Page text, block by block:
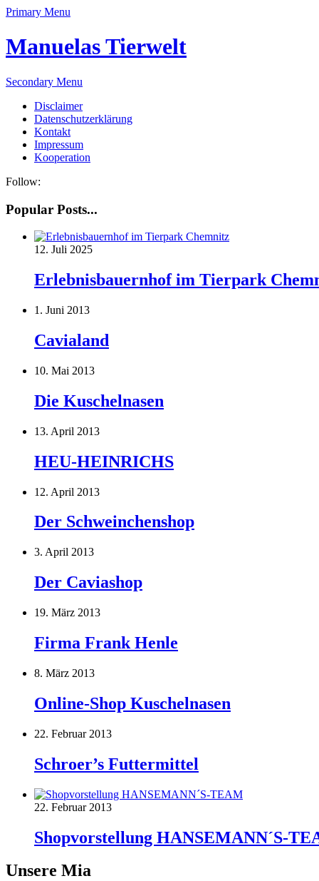
Primary Menu
Manuelas Tierwelt
Secondary Menu
Disclaimer
Datenschutzerklärung
Kontakt
Impressum
Kooperation
Follow:
Popular Posts...
12. Juli 2025
Erlebnisbauernhof im Tierpark
1. Juni 2013
Cavialand
10. Mai 2013
Die Kuschelnasen
13. April 2013
HEU-HEINRICHS
12. April 2013
Der Schweinchenshop
3. April 2013
Der Caviashop
19. März 2013
Firma Frank Henle
8. März 2013
Online-Shop Kuschelnasen
22. Februar 2013
Schroer’s Futtermittel
22. Februar 2013
Shopvorstellung HANSEMANN´S-
Unsere Mia